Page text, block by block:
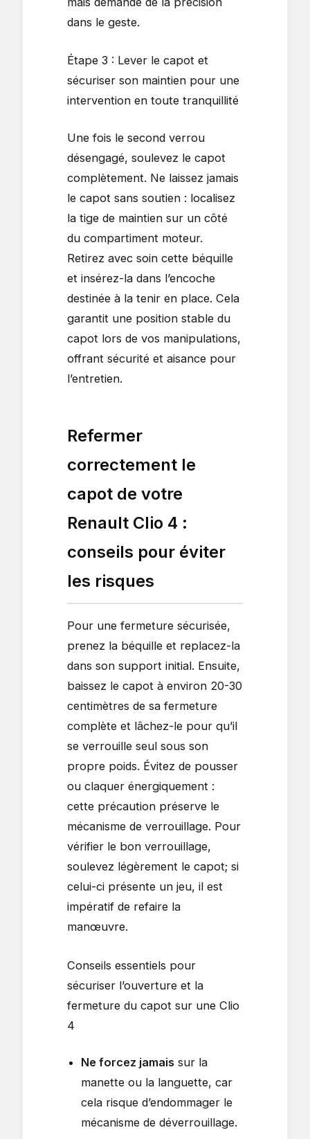
dans le geste.
Étape 3 : Lever le capot et
sécuriser son maintien pour une
intervention en toute tranquillité
Une fois le second verrou
désengagé, soulevez le capot
complètement. Ne laissez jamais
le capot sans soutien : localisez
la tige de maintien sur un côté
du compartiment moteur.
Retirez avec soin cette béquille
et insérez-la dans l’encoche
destinée à la tenir en place. Cela
garantit une position stable du
capot lors de vos manipulations,
offrant sécurité et aisance pour
l’entretien.
Refermer
correctement le
capot de votre
Renault Clio 4 :
conseils pour éviter
les risques
Pour une fermeture sécurisée,
prenez la béquille et replacez-la
dans son support initial. Ensuite,
baissez le capot à environ 20-30
centimètres de sa fermeture
complète et lâchez-le pour qu’il
se verrouille seul sous son
propre poids. Évitez de pousser
ou claquer énergiquement :
cette précaution préserve le
mécanisme de verrouillage. Pour
vérifier le bon verrouillage,
soulevez légèrement le capot; si
celui-ci présente un jeu, il est
impératif de refaire la
manœuvre.
Conseils essentiels pour
sécuriser l’ouverture et la
fermeture du capot sur une Clio
4
Ne forcez jamais sur la
manette ou la languette, car
cela risque d’endommager le
mécanisme de déverrouillage.